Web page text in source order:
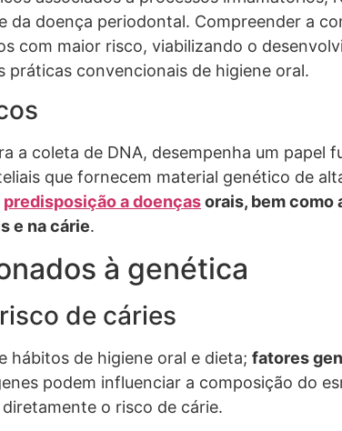
doença periodontal. Compreender a
com maior risco, viabilizando o
práticas convencionais de higiene oral.
a coleta de DNA, desempenha um papel
que fornecem material genético de
predisposição a doençasorais, bem como
e na cárie.
à genética
de cáries
hábitos de higiene oral e dieta; fatores
podem influenciar a composição do
o risco de cárie.